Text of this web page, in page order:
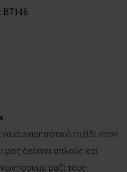
B7146
συναρπαστικό ταξίδι στον
δείχνει απλούς και
μαζί τους.